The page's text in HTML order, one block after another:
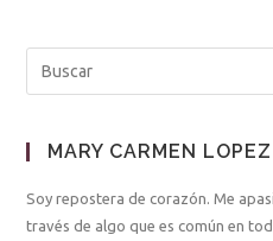
MARY CARMEN LOPEZ
Soy repostera de corazón. Me
través de algo que es común en